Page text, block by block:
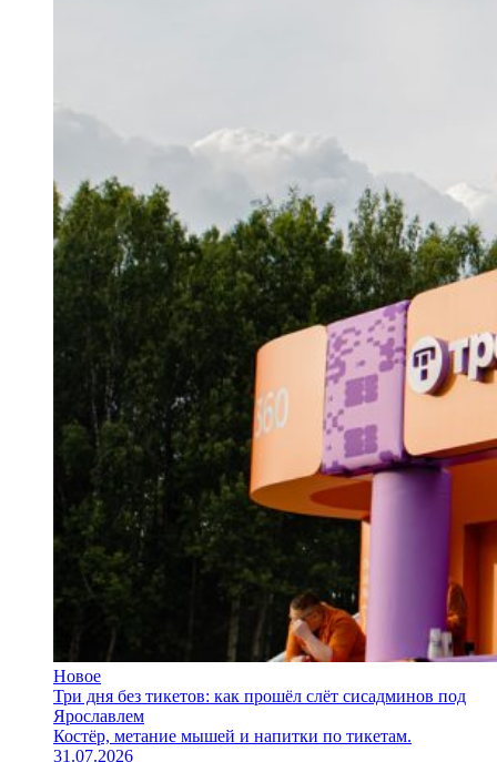
Новое
Три дня без тикетов: как прошёл слёт сисадминов под
Ярославлем
Костёр, метание мышей и напитки по тикетам.
31.07.2026